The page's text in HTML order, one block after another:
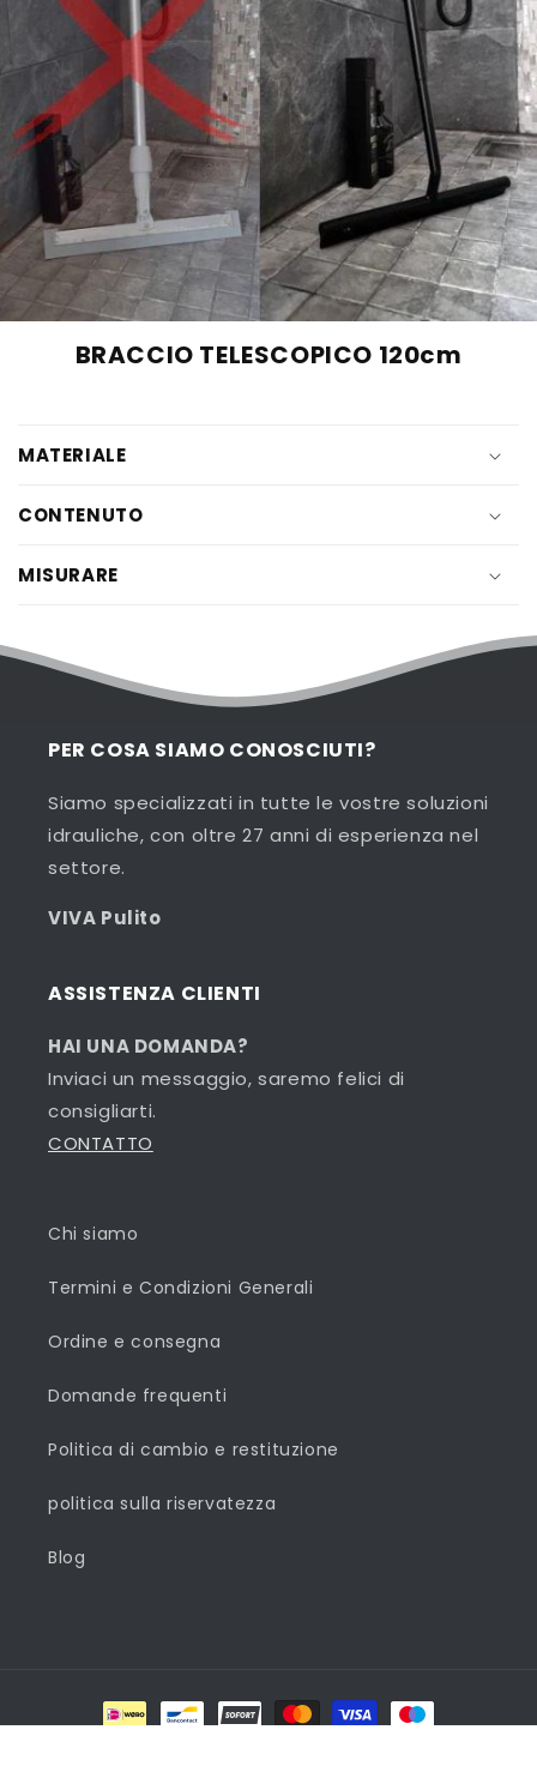
BRACCIO TELESCOPICO 120cm
MATERIALE
CONTENUTO
MISURARE
PER COSA SIAMO CONOSCIUTI?
Siamo specializzati in tutte le vostre soluzioni
idrauliche, con oltre 27 anni di esperienza nel
settore.
VIVA Pulito
ASSISTENZA CLIENTI
HAI UNA DOMANDA?
Inviaci un messaggio, saremo felici di
consigliarti.
CONTATTO
Chi siamo
Termini e Condizioni Generali
Ordine e consegna
Domande frequenti
Politica di cambio e restituzione
politica sulla riservatezza
Blog
Metodi